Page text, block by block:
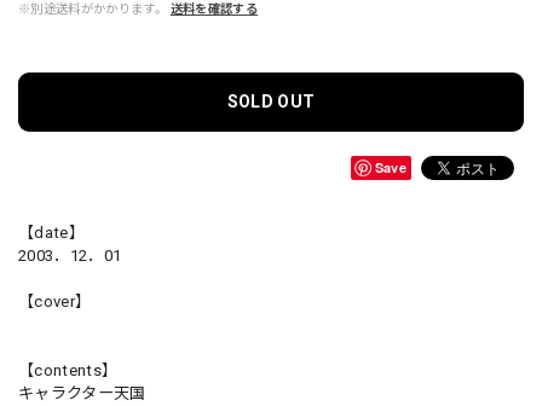
※別途送料がかかります。 送料を確認する
SOLD OUT
Save
【date】
2003．12．01
【cover】
【contents】
キャラクター天国